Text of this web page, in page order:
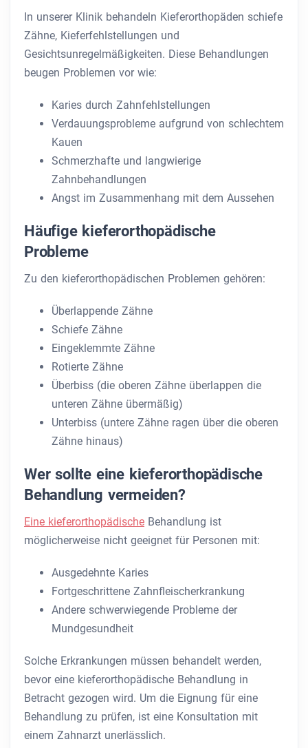
In unserer Klinik behandeln Kieferorthopäden schiefe
Zähne, Kieferfehlstellungen und
Gesichtsunregelmäßigkeiten. Diese Behandlungen
beugen Problemen vor wie:
Karies durch Zahnfehlstellungen
Verdauungsprobleme aufgrund von schlechtem
Kauen
Schmerzhafte und langwierige
Zahnbehandlungen
Angst im Zusammenhang mit dem Aussehen
Häufige kieferorthopädische
Probleme
Zu den kieferorthopädischen Problemen gehören:
Überlappende Zähne
Schiefe Zähne
Eingeklemmte Zähne
Rotierte Zähne
Überbiss (die oberen Zähne überlappen die
unteren Zähne übermäßig)
Unterbiss (untere Zähne ragen über die oberen
Zähne hinaus)
Wer sollte eine kieferorthopädische
Behandlung vermeiden?
Eine kieferorthopädische Behandlung ist
möglicherweise nicht geeignet für Personen mit:
Ausgedehnte Karies
Fortgeschrittene Zahnfleischerkrankung
Andere schwerwiegende Probleme der
Mundgesundheit
Solche Erkrankungen müssen behandelt werden,
bevor eine kieferorthopädische Behandlung in
Betracht gezogen wird. Um die Eignung für eine
Behandlung zu prüfen, ist eine Konsultation mit
einem Zahnarzt unerlässlich.